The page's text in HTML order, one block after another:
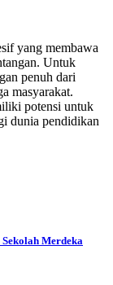
yang membawa
Untuk
penuh dari
masyarakat.
potensi untuk
dunia pendidikan
Merdeka